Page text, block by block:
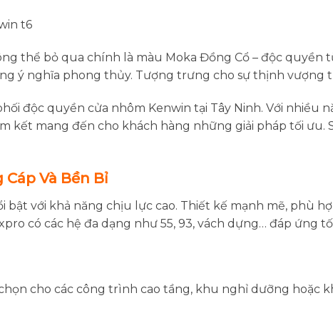
thể bỏ qua chính là màu Moka Đồng Cổ – độc quyền
ý nghĩa phong thủy. Tượng trưng cho sự thịnh vượng
độc quyền cửa nhôm Kenwin tại Tây Ninh. Với nhiều
kết mang đến cho khách hàng những giải pháp tối ưu.
Và Bền Bỉ
bật với khả năng chịu lực cao. Thiết kế mạnh mẽ, phù
có các hệ đa dạng như 55, 93, vách dựng… đáp ứng
cho các công trình cao tầng, khu nghỉ dưỡng hoặc